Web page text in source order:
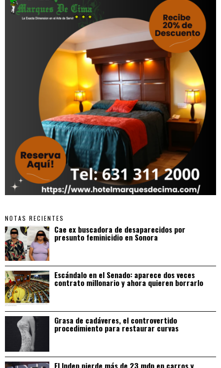
NOTAS RECIENTES
Cae ex buscadora de desaparecidos por
presunto feminicidio en Sonora
Escándalo en el Senado: aparece dos veces
contrato millonario y ahora quieren borrarlo
Grasa de cadáveres, el controvertido
procedimiento para restaurar curvas
El Indep pierde más de 23 mdp en carros y